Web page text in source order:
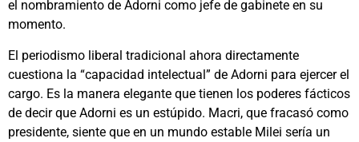
el nombramiento de Adorni como jefe de gabinete en su
momento.
El periodismo liberal tradicional ahora directamente
cuestiona la “capacidad intelectual” de Adorni para ejercer el
cargo. Es la manera elegante que tienen los poderes fácticos
de decir que Adorni es un estúpido. Macri, que fracasó como
presidente, siente que en un mundo estable Milei sería un